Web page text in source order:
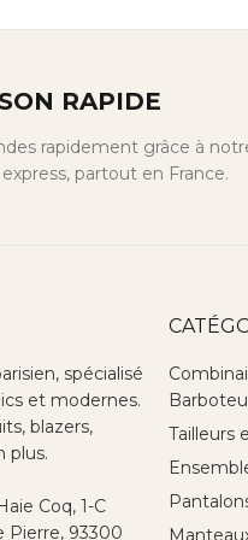
RAPIDE
rapidement grâce à
partout en France.
spécialisé
et modernes.
blazers,
plus.
Coq, 1-C
Pierre, 93300
Tailleurs